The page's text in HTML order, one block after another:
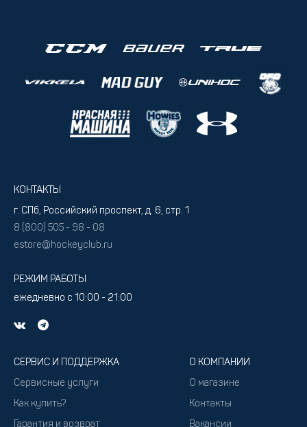
КОНТАКТЫ
г. СПб, Российский проспект, д. 6, стр. 1
8 (800) 505 - 98 - 08
estore@hockeyclub.ru
РЕЖИМ РАБОТЫ
ежедневно с 10:00 - 21:00
СЕРВИС И ПОДДЕРЖКА
Сервисные услуги
Как купить?
Гарантия и возврат
О КОМПАНИИ
О магазине
Контакты
Вакансии